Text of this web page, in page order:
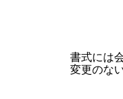
書式には
変更のな